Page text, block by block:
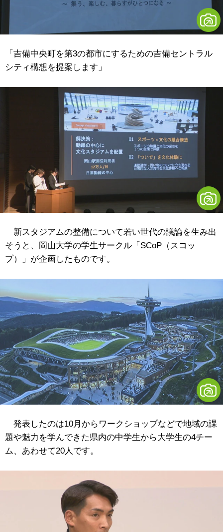
「吉備中央町を第3の都市にするための吉備セントラル
シティ構想を提案します」
新スタジアムの整備について若い世代の議論を生み出
そうと、岡山大学の学生サークル「SCoP（スコッ
プ）」が企画したものです。
発表したのは10月からワークショップなどで地域の課
題や魅力を学んできた県内の中学生から大学生の4チー
ム、あわせて20人です。